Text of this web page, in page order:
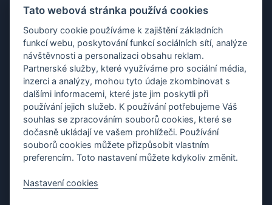
Tato webová stránka používá cookies
Soubory cookie používáme k zajištění základních
funkcí webu, poskytování funkcí sociálních sítí, analýze
návštěvnosti a personalizaci obsahu reklam.
Partnerské služby, které využíváme pro sociální média,
inzerci a analýzy, mohou tyto údaje zkombinovat s
dalšími informacemi, které jste jim poskytli při
používání jejich služeb. K používání potřebujeme Váš
souhlas se zpracováním souborů cookies, které se
dočasně ukládají ve vašem prohlížeči. Používání
souborů cookies můžete přizpůsobit vlastním
preferencím. Toto nastavení můžete kdykoliv změnit.
Nastavení cookies